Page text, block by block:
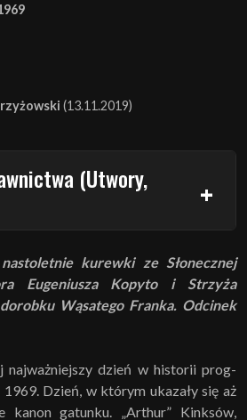
(13.11.2019)
(Utwory,
kurewki ze Słonecznej
Eugeniusza Kopyto i Strzyża
Wąsatego Franka. Odcinek
najważniejszy dzień w historii prog-
Dzień, w którym ukazały się aż
kanon gatunku. „Arthur” Kinksów,